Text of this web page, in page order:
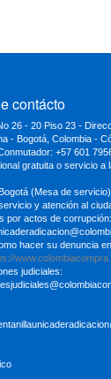
contácto
26 - 20 Piso 23 -
- Bogotá, Colombia -
+57 601
gratuita o servicio a
(Mesa de
y atención al
por actos de corrupción:
hacer su denuncia
judiciales: